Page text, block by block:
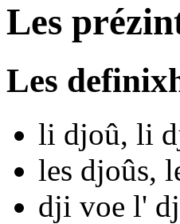
Les
Les
li djoû, li
les djoûs,
dji voe l'